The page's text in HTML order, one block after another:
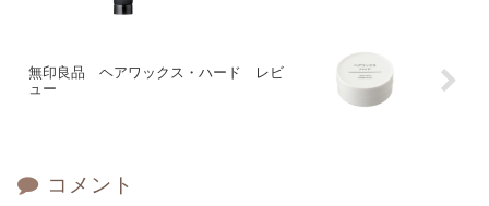
無印良品 ヘアワックス・ハード レビ
ュー
コメント